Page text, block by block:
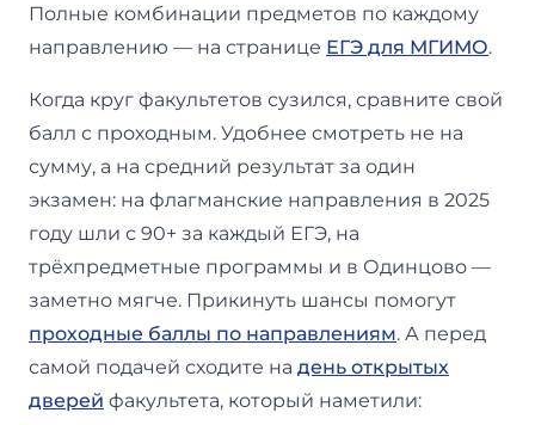
Полные комбинации предметов по каждому
направлению — на странице ЕГЭ для МГИМО.
Когда круг факультетов сузился, сравните свой
балл с проходным. Удобнее смотреть не на
сумму, а на средний результат за один
экзамен: на флагманские направления в 2025
году шли с 90+ за каждый ЕГЭ, на
трёхпредметные программы и в Одинцово —
заметно мягче. Прикинуть шансы помогут
проходные баллы по направлениям. А перед
самой подачей сходите на день открытых
дверей факультета, который наметили: